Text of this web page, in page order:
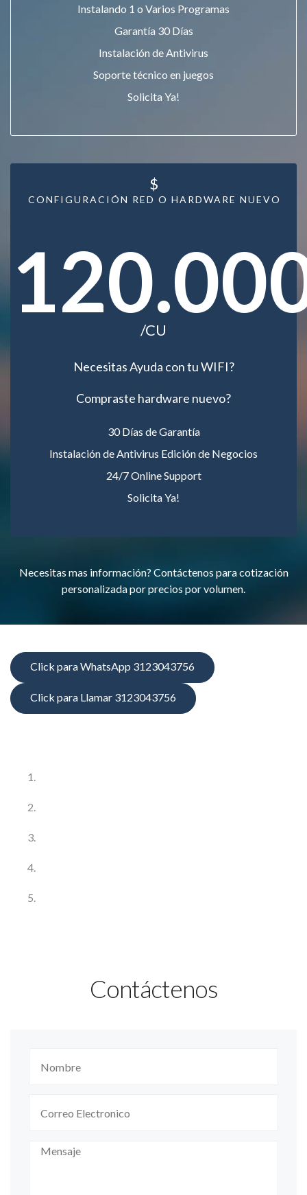
Instalando 1 o Varios Programas
Garantía 30 Días
Instalación de Antivirus
Soporte técnico en juegos
Solicita Ya!
CONFIGURACIÓN RED O HARDWARE NUEVO
$
/CU
Necesitas Ayuda con tu WIFI?
Compraste hardware nuevo?
30 Días de Garantía
Instalación de Antivirus Edición de Negocios
24/7 Online Support
Solicita Ya!
Necesitas mas información? Contáctenos para cotización
personalizada por precios por volumen.
Click para WhatsApp 3123043756
Click para Llamar 3123043756
Contáctenos